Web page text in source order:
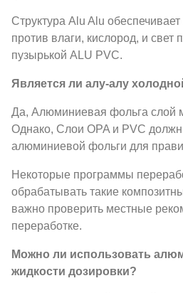
Структура Alu Alu
против влаги, кислород, и свет
пузырькой ALU PVC.
Является ли алу-алу
Да, Алюминиевая фольга слой
Однако, Слои OPA и PVC
алюминиевой фольги для
Некоторые программы
обрабатывать такие
важно проверить местные
переработке.
Можно ли использовать
жидкости дозировки?